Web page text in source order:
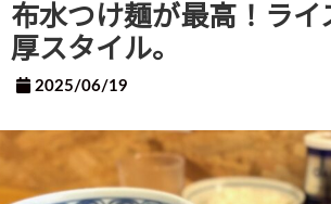
布水つけ麺が最高！ライ
厚スタイル。
2025/06/19